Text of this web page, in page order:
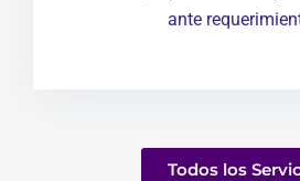
ante
Todos los